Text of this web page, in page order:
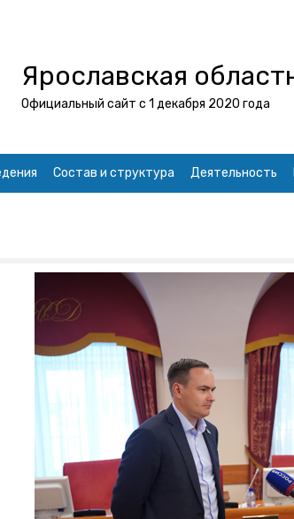
Ярославская
Официальный сайт с 1 декабря 2020 года
Состав и структура Деятельность